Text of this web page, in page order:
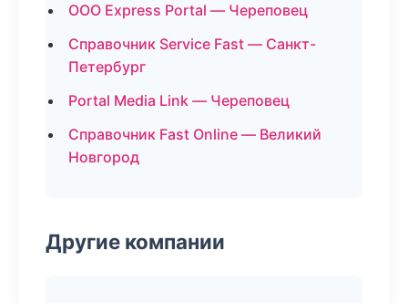
ООО Express Portal — Череповец
Справочник Service Fast — Санкт-
Петербург
Portal Media Link — Череповец
Справочник Fast Online — Великий
Новгород
Другие компании